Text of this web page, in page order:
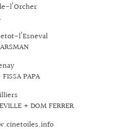
l’Orcher
l’Esneval
PAPA
+ DOM FERRER